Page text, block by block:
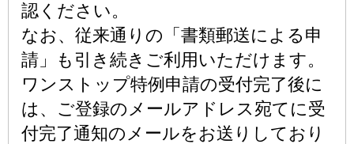
認ください。
なお、従来通りの「書類郵送による申
請」も引き続きご利用いただけます。
ワンストップ特例申請の受付完了後に
は、ご登録のメールアドレス宛てに受
付完了通知のメールをお送りしており